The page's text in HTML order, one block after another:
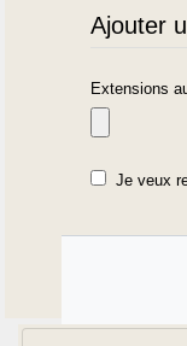
Ajouter
Extensions
Je veux